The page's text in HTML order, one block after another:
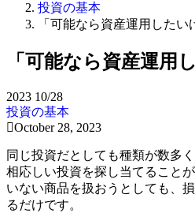
投資の基本
「可能なら資産運用したい
「可能なら資産運用
2023 10/28
投資の基本
October 28, 2023
同じ投資だとしても種類が数多
相応しい投資を探し当てること
いない商品を扱おうとしても、
るだけです。